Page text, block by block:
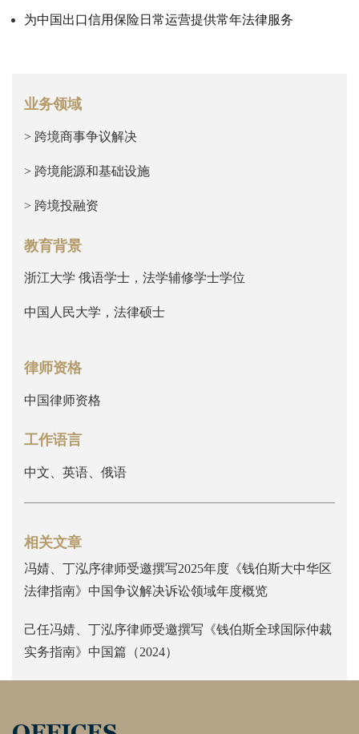
为中国出口信用保险日常运营提供常年法律服务
业务领域
> 跨境商事争议解决
> 跨境能源和基础设施
> 跨境投融资
教育背景
浙江大学 俄语学士，法学辅修学士学位
中国人民大学，法律硕士
律师资格
中国律师资格
工作语言
中文、英语、俄语
相关文章
冯婧、丁泓序律师受邀撰写2025年度《钱伯斯大中华区
法律指南》中国争议解决诉讼领域年度概览
己任冯婧、丁泓序律师受邀撰写《钱伯斯全球国际仲裁
实务指南》中国篇（2024）